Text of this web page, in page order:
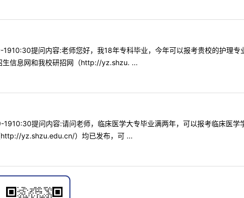
提问内容:老师您好，我18年专科毕业，今年可以报考贵校的护理专
生信息网和我校研招网（http://yz.shzu. ...
提问内容:请问老师，临床医学大专毕业满两年，可以报考临床医学
http://yz.shzu.edu.cn/）均已发布，可 ...